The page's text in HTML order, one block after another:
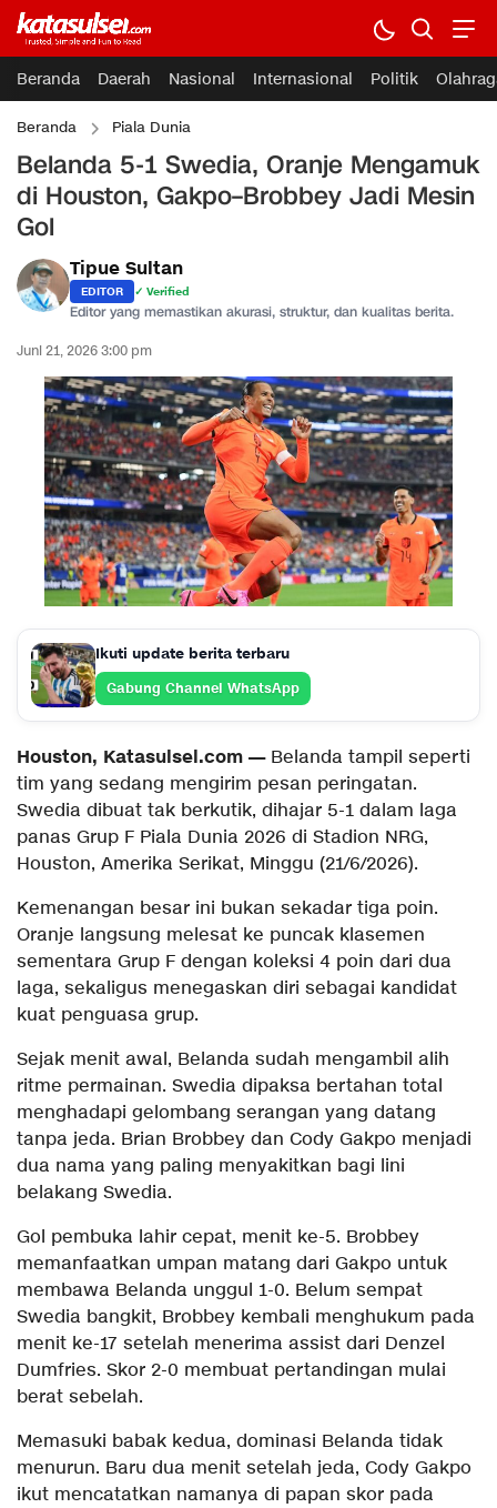
Beranda Daerah Nasional Internasional Politik
Beranda Piala Dunia
Belanda 5-1 Swedia, Oranje Mengamuk
di Houston, Gakpo–Brobbey Jadi Mesin
Gol
Tipue Sultan
EDITOR ✓ Verified
Editor yang memastikan akurasi, struktur, dan kualitas berita.
Juni 21, 2026 3:00 pm
Ikuti update berita terbaru
Gabung Channel WhatsApp
Houston, Katasulsel.com — Belanda tampil seperti
tim yang sedang mengirim pesan peringatan.
Swedia dibuat tak berkutik, dihajar 5-1 dalam laga
panas Grup F Piala Dunia 2026 di Stadion NRG,
Houston, Amerika Serikat, Minggu (21/6/2026).
Kemenangan besar ini bukan sekadar tiga poin.
Oranje langsung melesat ke puncak klasemen
sementara Grup F dengan koleksi 4 poin dari dua
laga, sekaligus menegaskan diri sebagai kandidat
kuat penguasa grup.
Sejak menit awal, Belanda sudah mengambil alih
ritme permainan. Swedia dipaksa bertahan total
menghadapi gelombang serangan yang datang
tanpa jeda. Brian Brobbey dan Cody Gakpo menjadi
dua nama yang paling menyakitkan bagi lini
belakang Swedia.
Gol pembuka lahir cepat, menit ke-5. Brobbey
memanfaatkan umpan matang dari Gakpo untuk
membawa Belanda unggul 1-0. Belum sempat
Swedia bangkit, Brobbey kembali menghukum pada
menit ke-17 setelah menerima assist dari Denzel
Dumfries. Skor 2-0 membuat pertandingan mulai
berat sebelah.
Memasuki babak kedua, dominasi Belanda tidak
menurun. Baru dua menit setelah jeda, Cody Gakpo
ikut mencatatkan namanya di papan skor pada